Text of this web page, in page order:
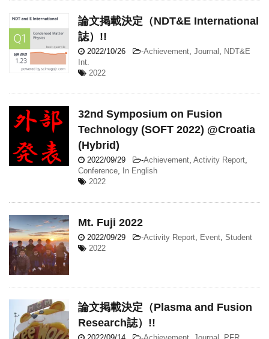
論文掲載決定（NDT&E International
誌）!!
2022/10/26 -Achievement, Journal , NDT&E
Int.
2022
32nd Symposium on Fusion
Technology (SOFT 2022) @Croatia
(Hybrid)
2022/09/29 -Achievement, Activity Report,
Conference,
In English
2022
Mt. Fuji 2022
2022/09/29 -Activity Report, Event, Student
2022
論文掲載決定（Plasma and Fusion
Research誌）!!